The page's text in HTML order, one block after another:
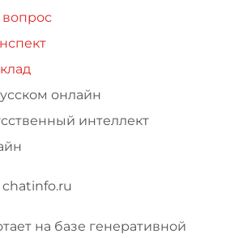
вопрос
онлайн
интеллект
chatinfo.ru
на базе генеративной